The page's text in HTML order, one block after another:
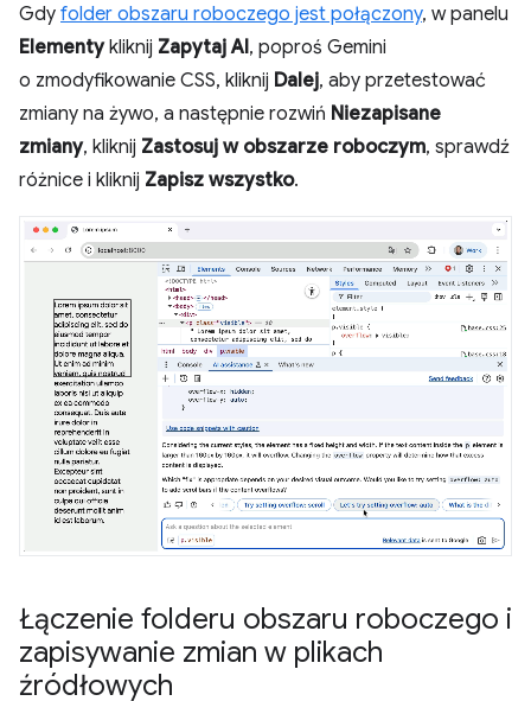
Gdy folder obszaru roboczego jest połączony, w panelu
Elementykliknij Zapytaj AI, poproś Gemini
o zmodyfikowanie CSS, kliknij Dalej, aby przetestować
zmiany na żywo, a następnie rozwiń Niezapisane
zmiany, kliknij Zastosuj w obszarze roboczym, sprawdź
różnice i kliknij Zapisz wszystko.
Łączenie folderu obszaru roboczego i
zapisywanie zmian w plikach
źródłowych